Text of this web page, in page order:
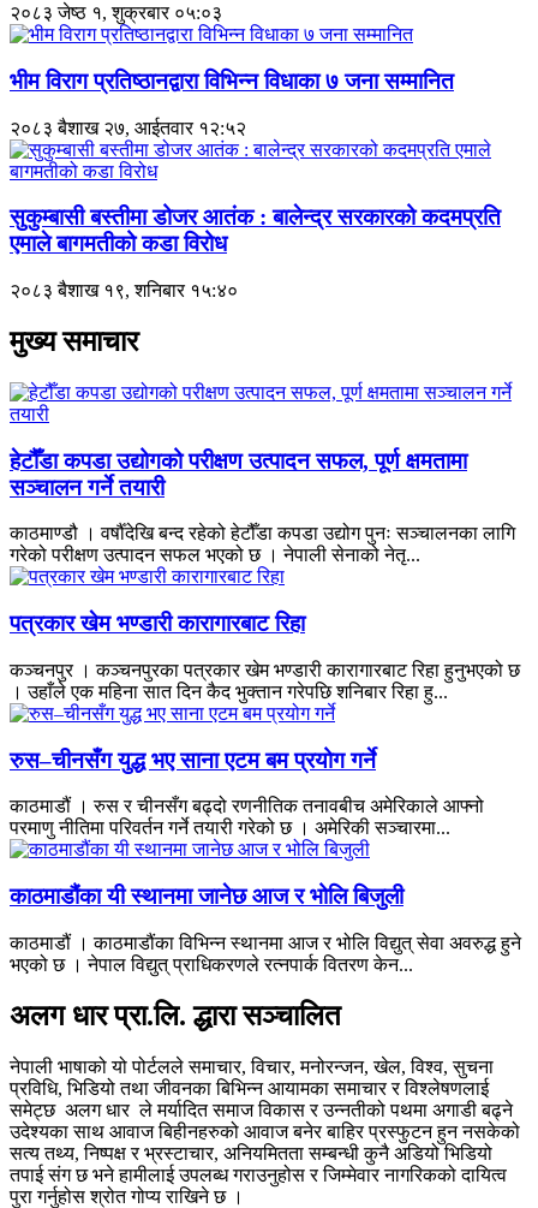
२०८३ जेष्ठ १, शुक्रबार ०५:०३
भीम विराग प्रतिष्ठानद्वारा विभिन्न विधाका ७ जना सम्मानित
२०८३ बैशाख २७, आईतवार १२:५२
सुकुम्बासी बस्तीमा डोजर आतंक : बालेन्द्र सरकारको कदमप्रति
एमाले बागमतीको कडा विरोध
२०८३ बैशाख १९, शनिबार १५:४०
मुख्य समाचार
हेटौँडा कपडा उद्योगको परीक्षण उत्पादन सफल, पूर्ण क्षमतामा
सञ्चालन गर्ने तयारी
काठमाण्डौ । वर्षौँदेखि बन्द रहेको हेटौँडा कपडा उद्योग पुनः सञ्चालनका लागि
गरेको परीक्षण उत्पादन सफल भएको छ । नेपाली सेनाको नेतृ...
पत्रकार खेम भण्डारी कारागारबाट रिहा
कञ्चनपुर । कञ्चनपुरका पत्रकार खेम भण्डारी कारागारबाट रिहा हुनुभएको छ
। उहाँले एक महिना सात दिन कैद भुक्तान गरेपछि शनिबार रिहा हु...
रुस–चीनसँग युद्ध भए साना एटम बम प्रयोग गर्ने
काठमाडौं । रुस र चीनसँग बढ्दो रणनीतिक तनावबीच अमेरिकाले आफ्नो
परमाणु नीतिमा परिवर्तन गर्ने तयारी गरेको छ । अमेरिकी सञ्चारमा...
काठमाडौंका यी स्थानमा जानेछ आज र भोलि बिजुली
काठमाडौं । काठमाडौंका विभिन्न स्थानमा आज र भोलि विद्युत् सेवा अवरुद्ध हुने
भएको छ । नेपाल विद्युत् प्राधिकरणले रत्नपार्क वितरण केन...
अलग धार प्रा.लि. द्धारा सञ्चालित
नेपाली भाषाको यो पोर्टलले समाचार, विचार, मनोरन्जन, खेल, विश्व, सुचना
प्रविधि, भिडियो तथा जीवनका बिभिन्न आयामका समाचार र विश्लेषणलाई
समेट्छ अलग धार ले मर्यादित समाज विकास र उन्नतीको पथमा अगाडी बढ्ने
उदेश्यका साथ आवाज बिहीनहरुको आवाज बनेर बाहिर प्रस्फुटन हुन नसकेको
सत्य तथ्य, निष्पक्ष र भ्रस्टाचार, अनियमितता सम्बन्धी कुनै अडियो भिडियो
तपाई संग छ भने हामीलाई उपलब्ध गराउनुहोस र जिम्मेवार नागरिकको दायित्व
पुरा गर्नुहोस श्रोत गोप्य राखिने छ ।